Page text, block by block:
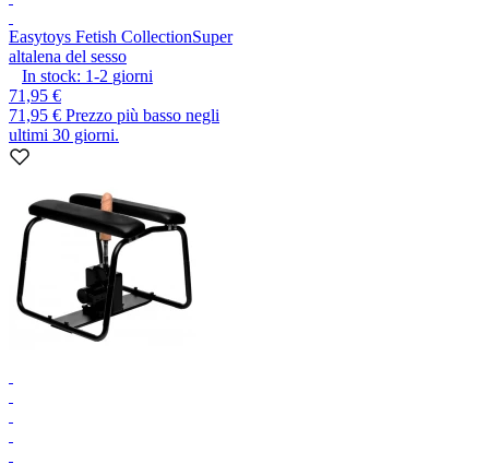
Easytoys Fetish CollectionSuper
altalena del sesso
In stock: 1-2 giorni
71,95 €
71,95 € Prezzo più basso negli
ultimi 30 giorni.